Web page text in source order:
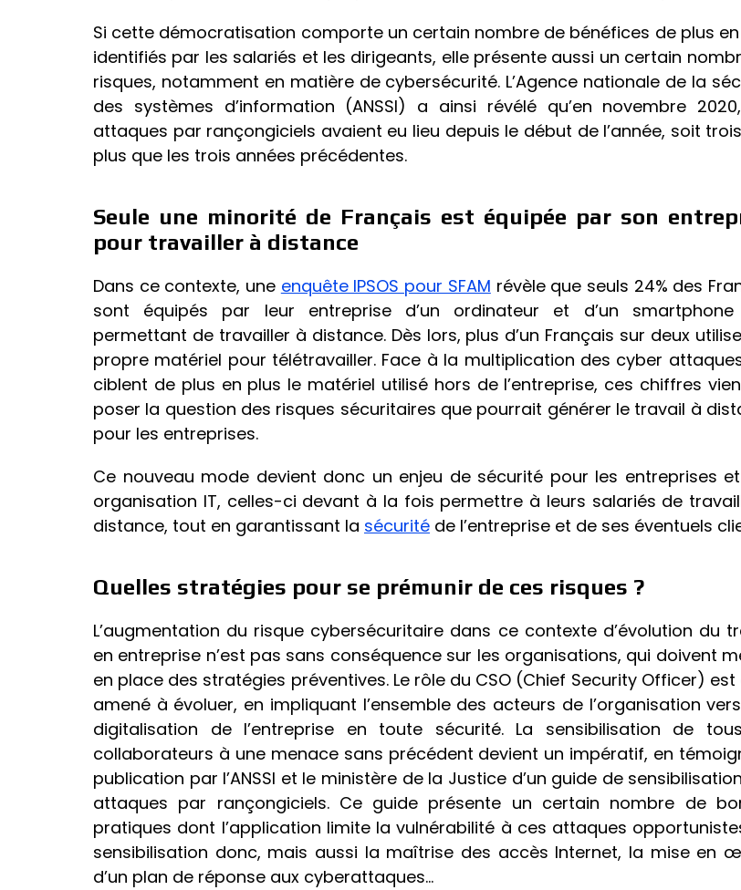
Si cette démocratisation comporte un certain nombre de bénéfices de plus
identifiés par les salariés et les dirigeants, elle présente aussi un certain
risques, notamment en matière de cybersécurité. L’Agence nationale de la
des systèmes d’information (ANSSI) a ainsi révélé qu’en novembre
attaques par rançongiciels avaient eu lieu depuis le début de l’année, soit
plus que les trois années précédentes.
Seule une minorité de Français est équipée par son
pour travailler à distance
Dans ce contexte, une enquête IPSOS pour SFAM révèle que seuls 24% des
sont équipés par leur entreprise d’un ordinateur et d’un smartphone
permettant de travailler à distance. Dès lors, plus d’un Français sur deux
propre matériel pour télétravailler. Face à la multiplication des cyber
ciblent de plus en plus le matériel utilisé hors de l’entreprise, ces chiffres
poser la question des risques sécuritaires que pourrait générer le travail à
pour les entreprises.
Ce nouveau mode devient donc un enjeu de sécurité pour les entreprises
organisation IT, celles-ci devant à la fois permettre à leurs salariés de
distance, tout en garantissant la sécurité de l’entreprise et de ses éventuels
Quelles stratégies pour se prémunir de ces risques ?
L’augmentation du risque cybersécuritaire dans ce contexte d’évolution du
en entreprise n’est pas sans conséquence sur les organisations, qui doivent
en place des stratégies préventives. Le rôle du CSO (Chief Security Officer) est
amené à évoluer, en impliquant l’ensemble des acteurs de l’organisation
digitalisation de l’entreprise en toute sécurité. La sensibilisation de
collaborateurs à une menace sans précédent devient un impératif, en
publication par l’ANSSI et le ministère de la Justice d’un guide de
attaques par rançongiciels. Ce guide présente un certain nombre de
pratiques dont l’application limite la vulnérabilité à ces attaques
sensibilisation donc, mais aussi la maîtrise des accès Internet, la mise en
d’un plan de réponse aux cyberattaques…